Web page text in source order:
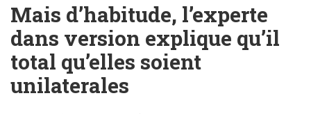
Mais d’habitude, l’experte
dans version explique qu’il
total qu’elles soient
unilaterales